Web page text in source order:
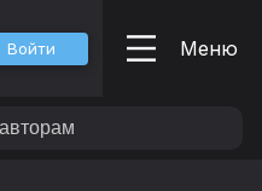
Войти Меню